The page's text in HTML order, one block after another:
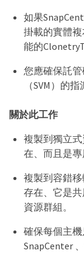
如果
掛載的實體
能的
您應確保託
（SVM）的
關於此工作
複製到獨立
在、而且是專
複製到容錯
存在、它是
資源群組。
確保每個主機
SnapCenter